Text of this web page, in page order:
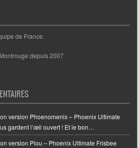
de France.
depuis 2007
version Phoenomenix – Phoenix Ultimate
gardent l’œil ouvert ! Et le bon…
version Piou – Phoenix Ultimate Frisbee